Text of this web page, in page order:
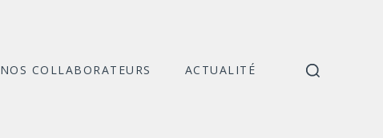
NOS COLLABORATEURS ACTUALITÉ